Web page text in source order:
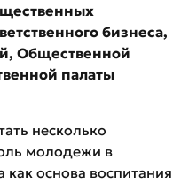
бизнеса,
Общественной
палаты
несколько
молодежи в
как основа воспитания